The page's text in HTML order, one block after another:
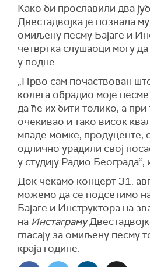
Како би прославили два
Двестадвојка је позвала
омиљену песму Бајаге и
четвртка слушаоци могу да
у подне.
„Прво сам почаствован
колега обрадио моје
да ће их бити толико, а
очекивао и тако висок
младе момке, продуценте,
одлично урадили свој
у студију Радио Београда“,
Док чекамо концерт 31.
можемо да се подсетимо
Бајаге и Инструктора на
на Инстаграму
гласају за омиљену песму
краја године.